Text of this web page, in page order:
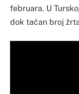
februara. U
dok tačan broj